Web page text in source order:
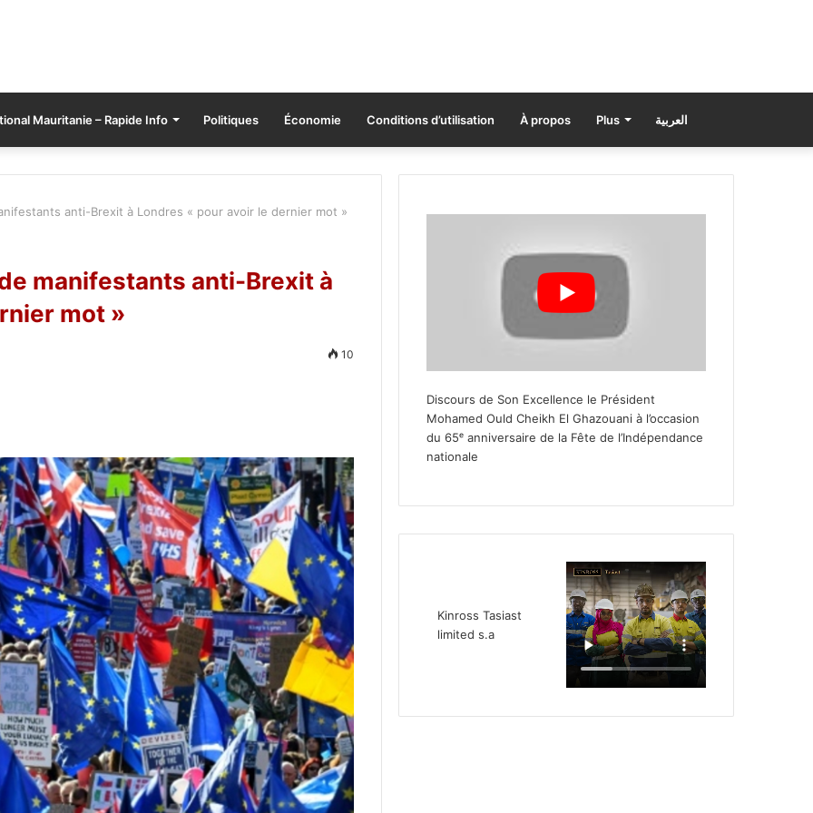
Mauritanie – Rapide Info Politiques Économie Conditions d’utilisation À propos Plus العربية
anti-Brexit à Londres « pour avoir le dernier mot »
manifestants anti-Brexit à
mot »
10
Discours de Son Excellence le Président
Mohamed Ould Cheikh El Ghazouani à l’occasion
du 65ᵉ anniversaire de la Fête de l’Indépendance
nationale
Kinross Tasiast
limited s.a